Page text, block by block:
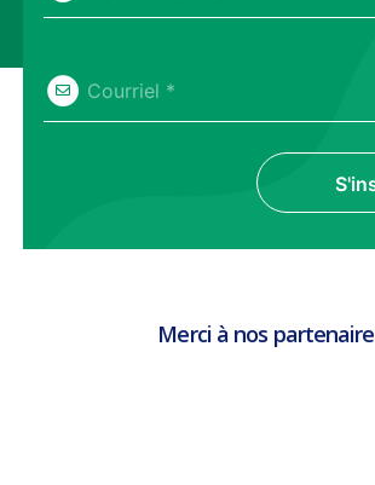
Courriel *
Merci à nos